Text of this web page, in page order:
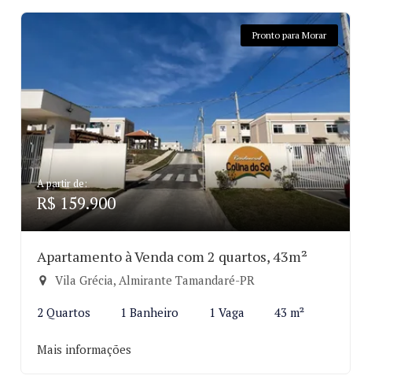
Pronto para Morar
A partir de:
R$ 159.900
Apartamento à Venda com 2 quartos, 43m²
Vila Grécia, Almirante Tamandaré-PR
2 Quartos 1 Banheiro 1 Vaga 43 m²
Mais informações